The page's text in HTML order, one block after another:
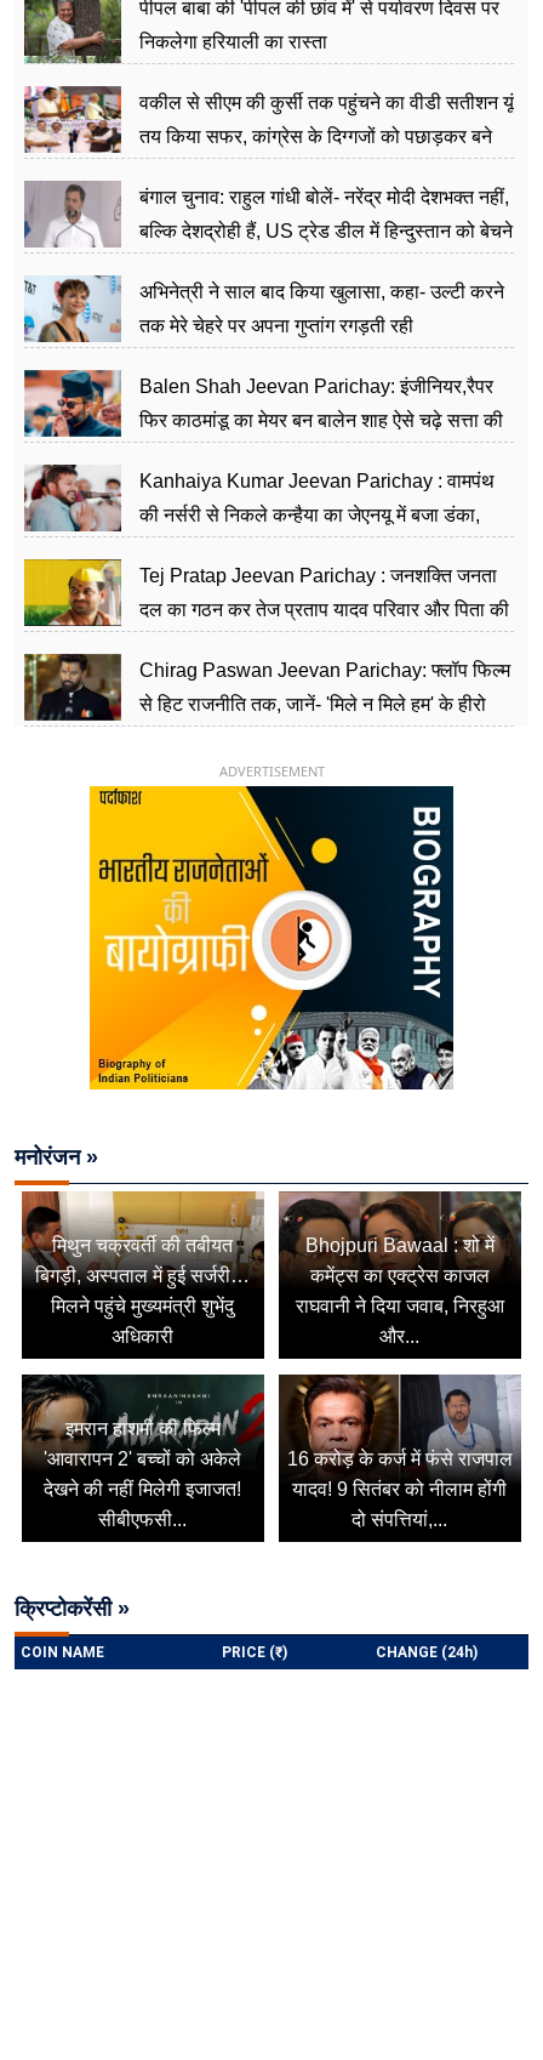
पीपल बाबा की 'पीपल की छांव में' से पर्यावरण दिवस पर
निकलेगा हरियाली का रास्ता
वकील से सीएम की कुर्सी तक पहुंचने का वीडी सतीशन यूं
तय किया सफर, कांग्रेस के दिग्गजों को पछाड़कर बने
बंगाल चुनाव: राहुल गांधी बोलें- नरेंद्र मोदी देशभक्त नहीं,
बल्कि देशद्रोही हैं, US ट्रेड डील में हिन्दुस्तान को बेचने
अभिनेत्री ने साल बाद किया खुलासा, कहा- उल्टी करने
तक मेरे चेहरे पर अपना गुप्तांग रगड़ती रही
Balen Shah Jeevan Parichay: इंजीनियर,रैपर
फिर काठमांडू का मेयर बन बालेन शाह ऐसे चढ़े सत्ता की
Kanhaiya Kumar Jeevan Parichay : वामपंथ
की नर्सरी से निकले कन्हैया का जेएनयू में बजा डंका,
Tej Pratap Jeevan Parichay : जनशक्ति जनता
दल का गठन कर तेज प्रताप यादव परिवार और पिता की
Chirag Paswan Jeevan Parichay: फ्लॉप फिल्म
से हिट राजनीति तक, जानें- 'मिले न मिले हम' के हीरो
ADVERTISEMENT
मनोरंजन »
मिथुन चक्रवर्ती की तबीयत
बिगड़ी, अस्पताल में हुई सर्जरी…
मिलने पहुंचे मुख्यमंत्री शुभेंदु
अधिकारी
Bhojpuri Bawaal : शो में
कमेंट्स का एक्ट्रेस काजल
राघवानी ने दिया जवाब, निरहुआ
और...
इमरान हाशमी की फिल्म
'आवारापन 2' बच्चों को अकेले
देखने की नहीं मिलेगी इजाजत!
सीबीएफसी...
16 करोड़ के कर्ज में फंसे राजपाल
यादव! 9 सितंबर को नीलाम होंगी
दो संपत्तियां,...
क्रिप्टोकरेंसी »